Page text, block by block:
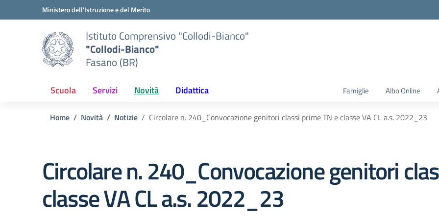
Vai ai contenuti
Vai al menu di navigazioneMinistero dell'Istruzione e del Merito
Istituto Comprensivo "Collodi-Bianco"
"Collodi-Bianco"
Fasano (BR)
Scuola Servizi Novità Didattica Famiglie Albo Online
Home Novità Notizie Circolare n. 240_Convocazione genitori classi prime TN e classe VA CL a.s. 2022_23
Circolare n. 240_Convocazione genitori
classe VA CL a.s. 2022_23